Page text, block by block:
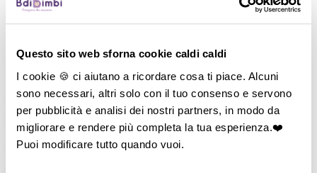
Questo sito web sforna cookie caldi caldi
I cookie 🍪 ci aiutano a ricordare cosa ti piace. Alcuni
sono necessari, altri solo con il tuo consenso e servono
per pubblicità e analisi dei nostri partners, in modo da
migliorare e rendere più completa la tua esperienza.❤️
Puoi modificare tutto quando vuoi.
Aspiratori nasali manuali
―
Cuscini allattamento
―Biberon
―
Tettarelle
―Succhietti